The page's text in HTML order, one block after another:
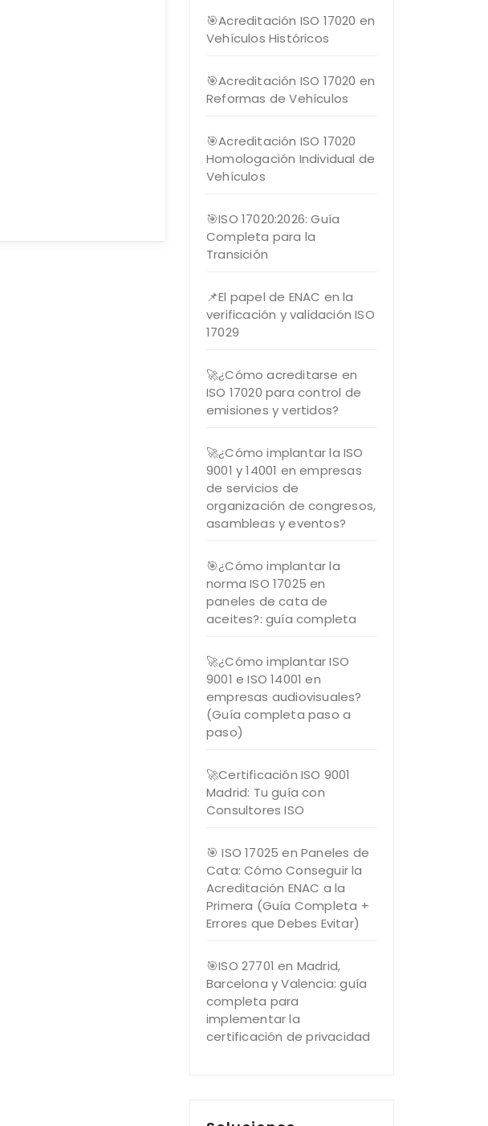
🎯Acreditación ISO 17020 en
Vehículos Históricos
🎯Acreditación ISO 17020 en
Reformas de Vehículos
🎯Acreditación ISO 17020
Homologación Individual de
Vehículos
🎯ISO 17020:2026: Guía
Completa para la
Transición
📌El papel de ENAC en la
verificación y validación ISO
17029
🚀¿Cómo acreditarse en
ISO 17020 para control de
emisiones y vertidos?
🚀¿Cómo implantar la ISO
9001 y 14001 en empresas
de servicios de
organización de congresos,
asambleas y eventos?
🎯¿Cómo implantar la
norma ISO 17025 en
paneles de cata de
aceites?: guía completa
🚀¿Cómo implantar ISO
9001 e ISO 14001 en
empresas audiovisuales?
(Guía completa paso a
paso)
🚀Certificación ISO 9001
Madrid: Tu guía con
Consultores ISO
🎯 ISO 17025 en Paneles de
Cata: Cómo Conseguir la
Acreditación ENAC a la
Primera (Guía Completa +
Errores que Debes Evitar)
🎯ISO 27701 en Madrid,
Barcelona y Valencia: guía
completa para
implementar la
certificación de privacidad